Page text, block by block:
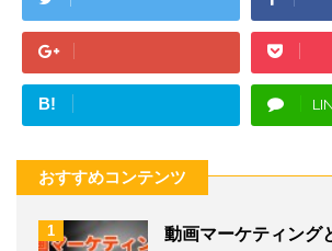
B!
おすすめコンテンツ
1
動画マーケティング